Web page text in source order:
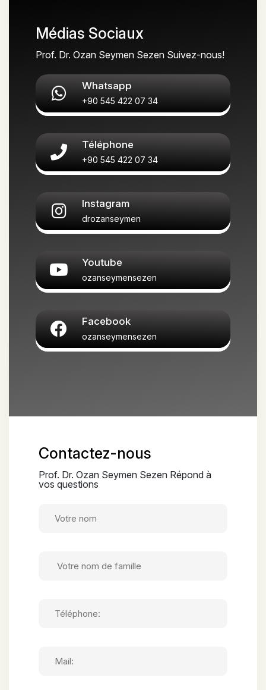
Médias Sociaux
Prof. Dr. Ozan Seymen Sezen Suivez-nous!
Whatsapp
+90 545 422 07 34
Téléphone
+90 545 422 07 34
Instagram
drozanseymen
Youtube
ozanseymensezen
Facebook
ozanseymensezen
Contactez-nous
Prof. Dr. Ozan Seymen Sezen Répond à
vos questions